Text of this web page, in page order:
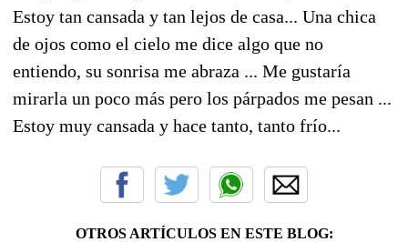
Estoy tan cansada y tan lejos de casa... Una chica
de ojos como el cielo me dice algo que no
entiendo, su sonrisa me abraza ... Me gustaría
mirarla un poco más pero los párpados me pesan ...
Estoy muy cansada y hace tanto, tanto frío...
OTROS ARTÍCULOS EN ESTE BLOG: